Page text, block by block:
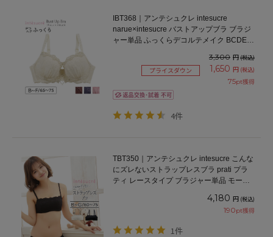
IBT368｜アンテシュクレ intesucre
narue×intesucre バストアップブラ ブラジ
ャー単品 ふっくらデコルテメイク BCDEF
3,300 円(税込)
プライスダウン 1,650 円 (税込)
75pt獲得
4件
TBT350｜アンテシュクレ intesucre こんな
にズレないストラップレスブラ prati プラ
ティ レースタイプ ブラジャー単品 モール
4,180 円 (税込)
190pt獲得
1件